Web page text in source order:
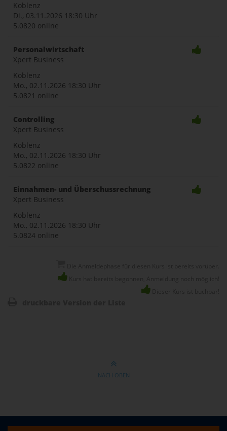
Koblenz
Di., 03.11.2026 18:30 Uhr
5.0820 online
Personalwirtschaft
Xpert Business
Koblenz
Mo., 02.11.2026 18:30 Uhr
5.0821 online
Controlling
Xpert Business
Koblenz
Mo., 02.11.2026 18:30 Uhr
5.0822 online
Einnahmen- und Überschussrechnung
Xpert Business
Koblenz
Mo., 02.11.2026 18:30 Uhr
5.0824 online
NACH OBEN